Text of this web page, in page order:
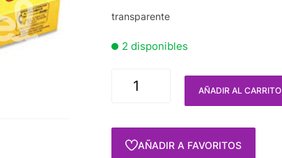
transparente
2 disponibles
AÑADIR AL CARRITO
AÑADIR A FAVORITOS